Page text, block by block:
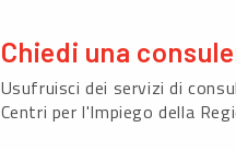
Chiedi una
Usufruisci dei servizi di
Centri per l'Impiego della